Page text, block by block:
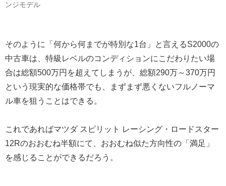
ンジモデル
そのように「何から何までが特別な1台」と言えるS2000の
中古車は、特級レベルのコンディションにこだわりたい場
合は総額500万円を超えてしまうが、総額290万～370万円
という現実的な価格帯でも、まずまず悪くないフルノーマ
ル車を狙うことはできる。
これであればマツダ スピリット レーシング・ロードスター
12Rのおおむね半額にて、おおむね似た方向性の「満足」
を感じることができるだろう。